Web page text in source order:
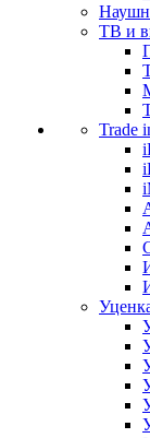
ТВ и
Trade